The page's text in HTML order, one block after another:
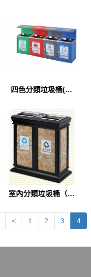
四色分類垃圾桶(A-
室內分類垃圾桶（A-
< 1 2 3 4